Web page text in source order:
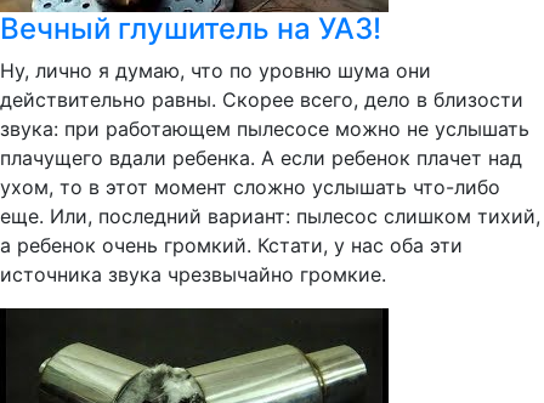
Вечный глушитель на УАЗ!
Ну, лично я думаю, что по уровню шума они
действительно равны. Скорее всего, дело в близости
звука: при работающем пылесосе можно не услышать
плачущего вдали ребенка. А если ребенок плачет над
ухом, то в этот момент сложно услышать что-либо
еще. Или, последний вариант: пылесос слишком тихий,
а ребенок очень громкий. Кстати, у нас оба эти
источника звука чрезвычайно громкие.